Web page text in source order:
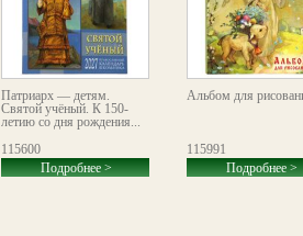
Патриарх — детям.
Святой учёный. К 150-
летию со дня рождения...
115600
Подробнее >
Альбом для
115991
Подробнее >